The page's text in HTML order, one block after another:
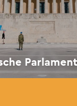
Parlament